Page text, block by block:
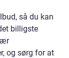
så du kan
billigste
og sørg for at